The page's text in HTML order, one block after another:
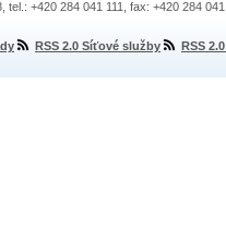
tel.: +420 284 041 111, fax: +420 284
RSS 2.0 Síťové služby RSS